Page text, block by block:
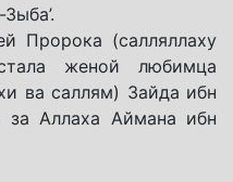
Пророка (салляллаху
женой любимца
ва саллям) Зайда ибн
за Аллаха Аймана ибн